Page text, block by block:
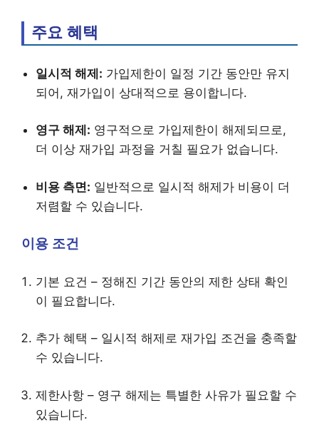
주요 혜택
일시적 해제: 가입제한이 일정 기간 동안만 유지
되어, 재가입이 상대적으로 용이합니다.
영구 해제: 영구적으로 가입제한이 해제되므로,
더 이상 재가입 과정을 거칠 필요가 없습니다.
비용 측면: 일반적으로 일시적 해제가 비용이 더
저렴할 수 있습니다.
이용 조건
기본 요건 – 정해진 기간 동안의 제한 상태 확인
이 필요합니다.
추가 혜택 – 일시적 해제로 재가입 조건을 충족할
수 있습니다.
제한사항 – 영구 해제는 특별한 사유가 필요할 수
있습니다.